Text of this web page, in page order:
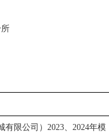
限公司） 2023、 2024年模